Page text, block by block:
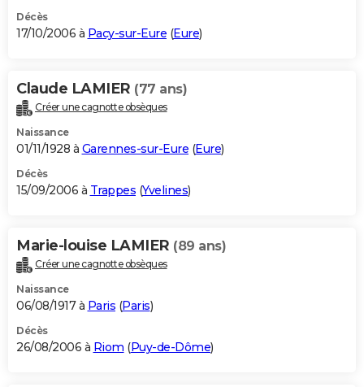
Décès
17/10/2006 à Pacy-sur-Eure (Eure)
Claude LAMIER (77 ans)
Créer une cagnotte obsèques
Naissance
01/11/1928 à Garennes-sur-Eure (Eure)
Décès
15/09/2006 à Trappes (Yvelines)
Marie-louise LAMIER (89 ans)
Créer une cagnotte obsèques
Naissance
06/08/1917 à Paris (Paris)
Décès
26/08/2006 à Riom (Puy-de-Dôme)